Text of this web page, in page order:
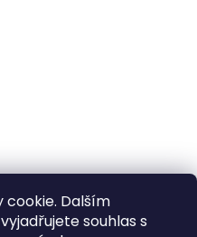
cookie. Dalším
souhlas s